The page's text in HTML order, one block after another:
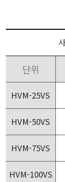
단위
HVM-25VS
HVM-50VS
HVM-75VS
HVM-100VS